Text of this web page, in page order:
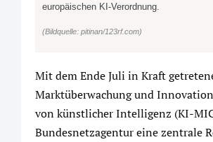
europäischen KI-Verordnung.
(Bildquelle: pitinan/123rf.com)
Mit dem Ende Juli in Kraft
Marktüberwachung und
von künstlicher Intelligenz (KI-
Bundesnetzagentur eine zentrale